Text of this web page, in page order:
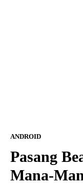
ANDROID
Pasang
Mana-